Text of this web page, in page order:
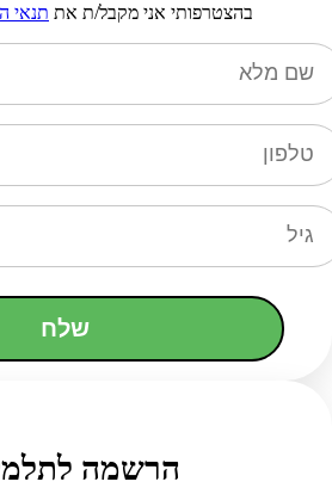
בהצטרפותי אני מקבל/ת את תנאי
שלח
הרשמה